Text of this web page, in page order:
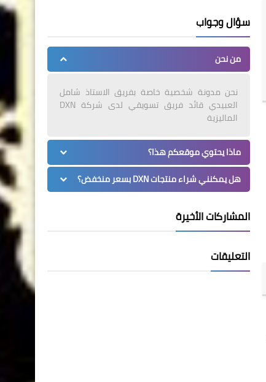
سؤال وجواب
من نحن
نحن مدونة شخصية خاصة بفريق الاستاذ شامل
العبيدي قائد فريق تسويقي لدى شركة DXN
الماليزية
ماذا يحتوي موقعكم هذا؟
هل يمكنني شراء منتجات DXN بسعر منخفض؟
المشاركات الأخيرة
التعليقات